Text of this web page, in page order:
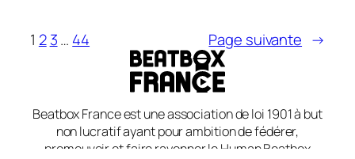
1 2 3… 44 Page suivante →
Beatbox France est une association de loi 1901 à but
non lucratif ayant pour ambition de fédérer,
promouvoir et faire rayonner le Human Beatbox